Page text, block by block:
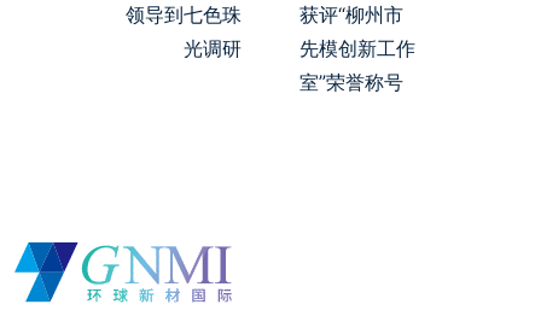
领导到七色珠
光调研
获评“柳州市
先模创新工作
室”荣誉称号